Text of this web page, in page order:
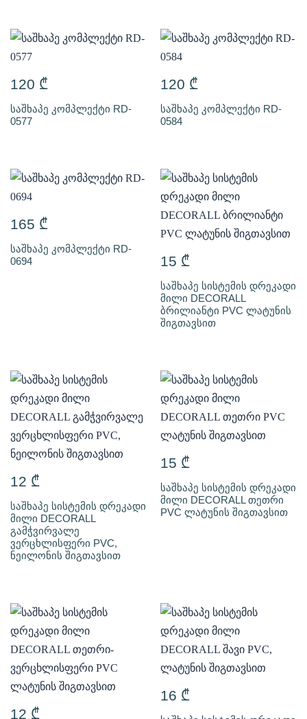
120 ₾
საშხაპე კომპლექტი RD-
0577
120 ₾
საშხაპე კომპლექტი RD-
0584
165 ₾
საშხაპე კომპლექტი RD-
0694
15 ₾
საშხაპე სისტემის დრეკადი
მილი DECORALL
ბრილიანტი PVC ლატუნის
შიგთავსით
12 ₾
საშხაპე სისტემის დრეკადი
მილი DECORALL
გამჭვირვალე
ვერცხლისფერი PVC,
ნეილონის შიგთავსით
15 ₾
საშხაპე სისტემის დრეკადი
მილი DECORALL თეთრი
PVC ლატუნის შიგთავსით
12 ₾
16 ₾